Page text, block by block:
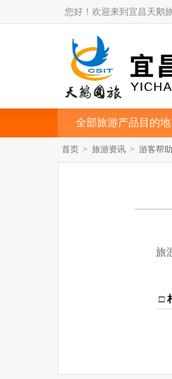
您好！欢迎来到宜昌天鹅
全部旅游产品目的
首页 > 旅游资讯 > 游客帮助
旅
□